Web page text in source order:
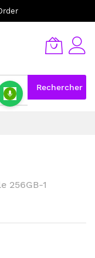
Rechercher
256GB-1